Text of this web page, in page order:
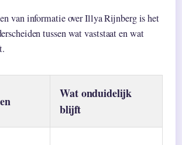
van informatie over Illya Rijnberg is het
tussen wat vaststaat en wat
Wat onduidelijk
blijft